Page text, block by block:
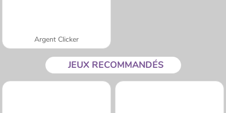
Argent Clicker
JEUX RECOMMANDÉS